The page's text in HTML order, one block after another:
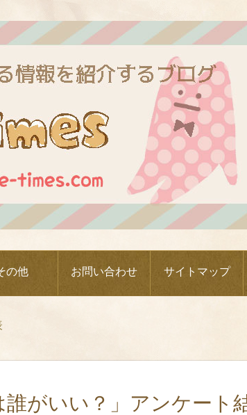
の他 お問い合わせ サイトマップ
誰がいい？」アンケート